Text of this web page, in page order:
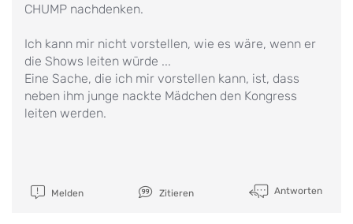
CHUMP nachdenken.
Ich kann mir nicht vorstellen, wie es wäre, wenn er
die Shows leiten würde ...
Eine Sache, die ich mir vorstellen kann, ist, dass
neben ihm junge nackte Mädchen den Kongress
leiten werden.
Melden Zitieren Antworten